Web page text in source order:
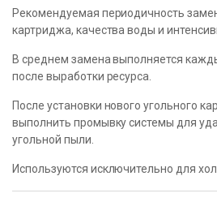
Рекомендуемая периодичность
картриджа, качества воды и
В среднем замена выполняется
после выработки ресурса.
После установки нового угольного
выполнить промывку системы для
угольной пыли.
Используются исключительно для